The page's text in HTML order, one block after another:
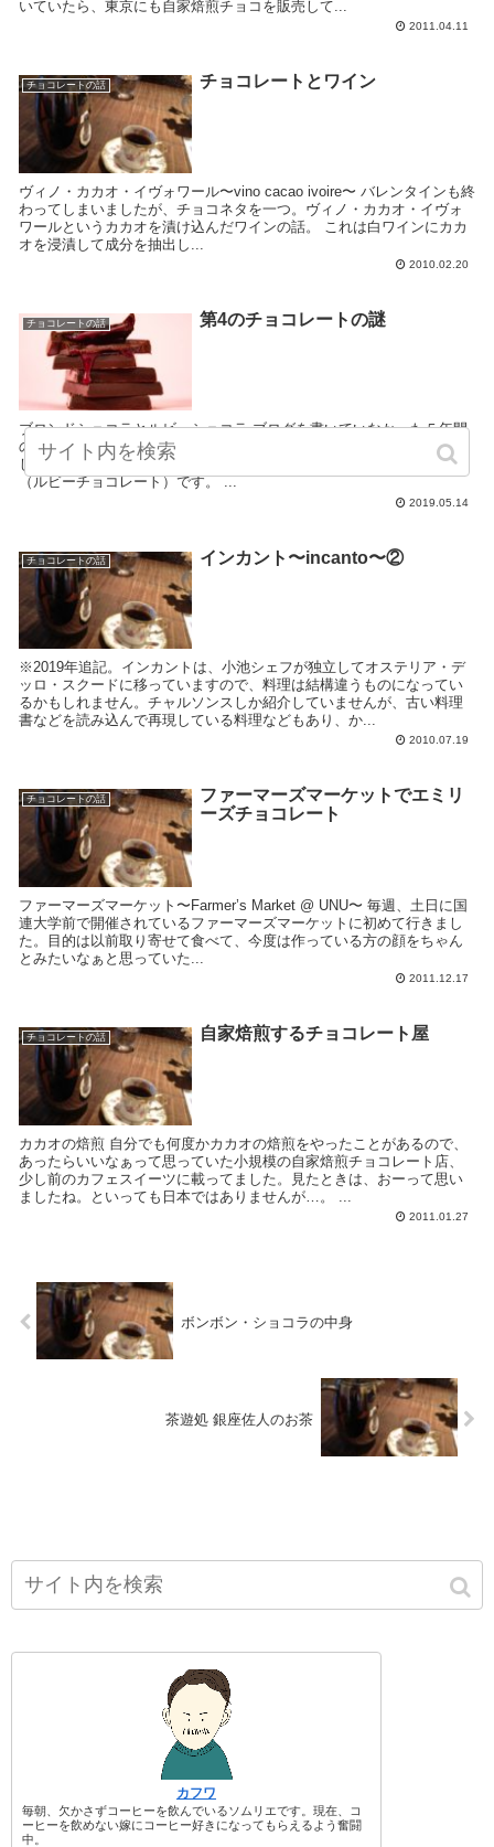
いていたら、東京にも自家焙煎チョコを販売して...
2011.04.11
チョコレートの話 チョコレートとワイン
ヴィノ・カカオ・イヴォワール〜vino cacao ivoire〜 バレンタインも終
わってしまいましたが、チョコネタを一つ。ヴィノ・カカオ・イヴォ
ワールというカカオを漬け込んだワインの話。 これは白ワインにカカ
オを浸漬して成分を抽出し...
2010.02.20
チョコレートの話 第4のチョコレートの謎
ブロンドショコラとルビーショコラ ブログを書いていなかった５年間
の間に、2回も新しい第4のチョコレートができたという話を耳にしま
した。ブロンドショコラ（ブロンドチョコレート）とルビーショコラ
（ルビーチョコレート）です。 ...
2019.05.14
チョコレートの話 インカント〜incanto〜②
※2019年追記。インカントは、小池シェフが独立してオステリア・デ
ッロ・スクードに移っていますので、料理は結構違うものになってい
るかもしれません。チャルソンスしか紹介していませんが、古い料理
書などを読み込んで再現している料理などもあり、か...
2010.07.19
チョコレートの話
ファーマーズマーケットでエミリ
ーズチョコレート
ファーマーズマーケット〜Farmer’s Market @ UNU〜 毎週、土日に国
連大学前で開催されているファーマーズマーケットに初めて行きまし
た。目的は以前取り寄せて食べて、今度は作っている方の顔をちゃん
とみたいなぁと思っていた...
2011.12.17
チョコレートの話 自家焙煎するチョコレート屋
カカオの焙煎 自分でも何度かカカオの焙煎をやったことがあるので、
あったらいいなぁって思っていた小規模の自家焙煎チョコレート店、
少し前のカフェスイーツに載ってました。見たときは、おーって思い
ましたね。といっても日本ではありませんが…。 ...
2011.01.27
ボンボン・ショコラの中身
茶遊処 銀座佐人のお茶
カフワ
毎朝、欠かさずコーヒーを飲んでいるソムリエです。現在、コ
ーヒーを飲めない嫁にコーヒー好きになってもらえるよう奮闘
中。